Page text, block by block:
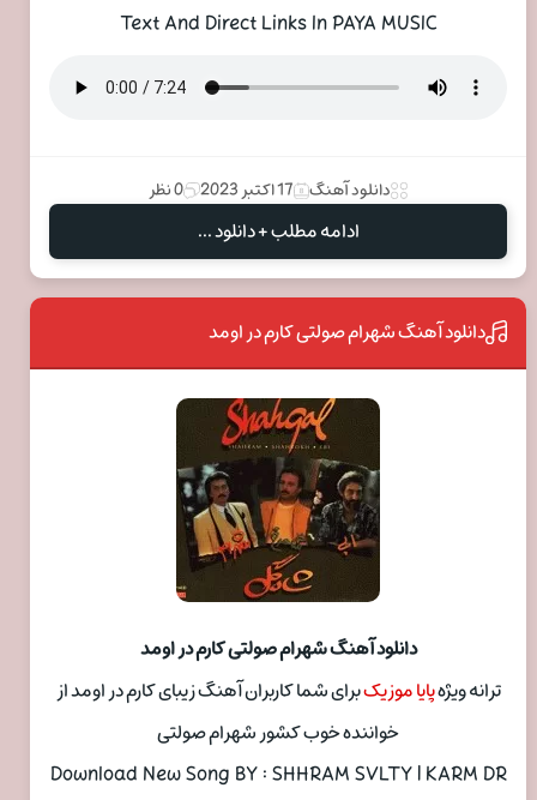
Text And Direct Links In PAYA MUSIC
دانلود آهنگ 17 اکتبر 2023 0 نظر
ادامه مطلب + دانلود ...
دانلود آهنگ شهرام صولتی کارم در اومد
دانلود آهنگ شهرام صولتی کارم در اومد
ترانه ویژهپایا موزیکبرای شما کاربران آهنگ زیبای کارم در اومد از
خواننده خوب کشور شهرام صولتی
Download New Song BY : SHHRAM SVLTY | KARM DR